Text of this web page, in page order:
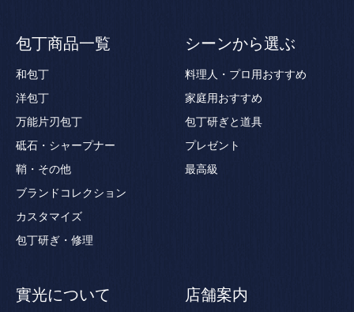
包丁商品一覧
和包丁
洋包丁
万能片刃包丁
砥石・シャープナー
鞘・その他
ブランドコレクション
カスタマイズ
包丁研ぎ・修理
シーンから選ぶ
料理人・プロ用おすすめ
家庭用おすすめ
包丁研ぎと道具
プレゼント
最高級
實光について 店舗案内